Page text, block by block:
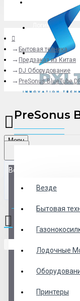
Логин
+79775619766
Menu
Везде
Везде
Бытовая
Лодочные
Принтеры
0 товар(ов) - 0 р.
Бытовая техника
Предзаказ из Китая
DJ Оборудование
PreSonus BlueTube
PreSonus